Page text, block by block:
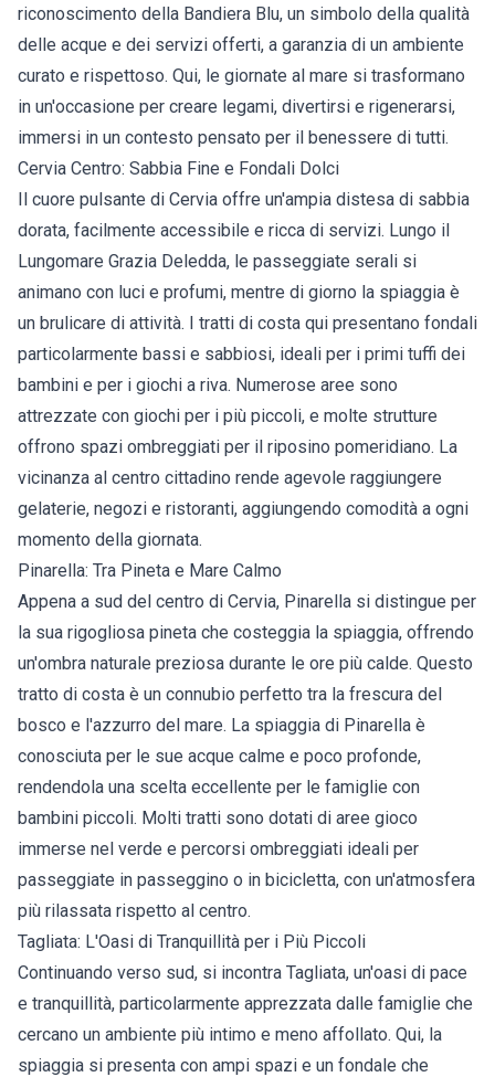
riconoscimento della Bandiera Blu, un simbolo della qualità
delle acque e dei servizi offerti, a garanzia di un ambiente
curato e rispettoso. Qui, le giornate al mare si trasformano
in un'occasione per creare legami, divertirsi e rigenerarsi,
immersi in un contesto pensato per il benessere di tutti.
Cervia Centro: Sabbia Fine e Fondali Dolci
Il cuore pulsante di Cervia offre un'ampia distesa di sabbia
dorata, facilmente accessibile e ricca di servizi. Lungo il
Lungomare Grazia Deledda, le passeggiate serali si
animano con luci e profumi, mentre di giorno la spiaggia è
un brulicare di attività. I tratti di costa qui presentano fondali
particolarmente bassi e sabbiosi, ideali per i primi tuffi dei
bambini e per i giochi a riva. Numerose aree sono
attrezzate con giochi per i più piccoli, e molte strutture
offrono spazi ombreggiati per il riposino pomeridiano. La
vicinanza al centro cittadino rende agevole raggiungere
gelaterie, negozi e ristoranti, aggiungendo comodità a ogni
momento della giornata.
Pinarella: Tra Pineta e Mare Calmo
Appena a sud del centro di Cervia, Pinarella si distingue per
la sua rigogliosa pineta che costeggia la spiaggia, offrendo
un'ombra naturale preziosa durante le ore più calde. Questo
tratto di costa è un connubio perfetto tra la frescura del
bosco e l'azzurro del mare. La spiaggia di Pinarella è
conosciuta per le sue acque calme e poco profonde,
rendendola una scelta eccellente per le famiglie con
bambini piccoli. Molti tratti sono dotati di aree gioco
immerse nel verde e percorsi ombreggiati ideali per
passeggiate in passeggino o in bicicletta, con un'atmosfera
più rilassata rispetto al centro.
Tagliata: L'Oasi di Tranquillità per i Più Piccoli
Continuando verso sud, si incontra Tagliata, un'oasi di pace
e tranquillità, particolarmente apprezzata dalle famiglie che
cercano un ambiente più intimo e meno affollato. Qui, la
spiaggia si presenta con ampi spazi e un fondale che